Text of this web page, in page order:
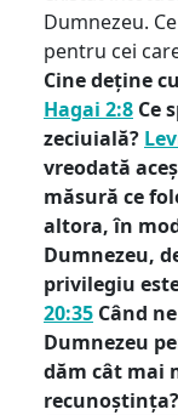
Dumnezeu.
pentru cei
Cine deține
Hagai 2:8 Ce
zeciuială?
vreodată
măsură ce
altora, în
Dumnezeu,
privilegiu
20:35 Când
Dumnezeu
dăm cât mai
recunoștința?